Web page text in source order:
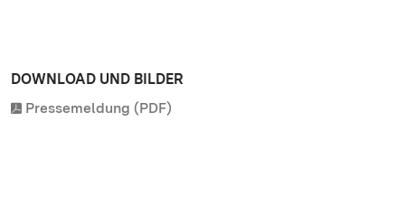
DOWNLOAD UND BILDER
Pressemeldung (PDF)